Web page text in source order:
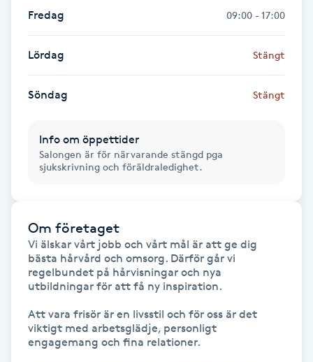
Huduppstramning
Hudvård
Hyperhidros
Hypnos
Hårbottenbehandling
Fredag 09:00 - 17:00
Lördag Stängt
Söndag Stängt
Info om öppettider
Salongen är för närvarande stängd pga
sjukskrivning och föräldraledighet.
Om företaget
Vi älskar vårt jobb och vårt mål är att ge dig
bästa hårvård och omsorg. Därför går vi
regelbundet på hårvisningar och nya
utbildningar för att få ny inspiration.
Att vara frisör är en livsstil och för oss är det
viktigt med arbetsglädje, personligt
engagemang och fina relationer.